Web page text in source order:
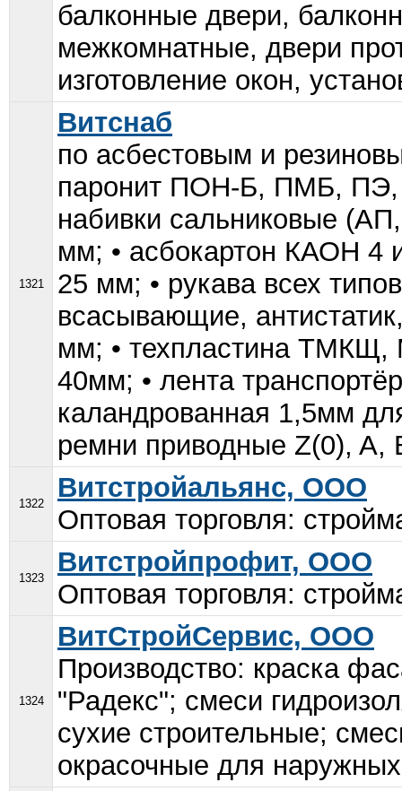
балконные двери,
межкомнатные, двери
изготовление окон,
1321
Витснаб
по асбестовым и
паронит ПОН-Б, ПМБ,
набивки сальниковые
мм; • асбокартон КАОН
25 мм; • рукава всех
всасывающие,
мм; • техпластина ТМКЩ,
40мм; • лента
каландрованная 1,5мм
ремни приводные Z(0),
1322
Витстройальянс, ООО
Оптовая торговля:
1323
Витстройпрофит, ООО
Оптовая торговля:
1324
ВитСтройСервис, ООО
Производство: краска
"Радекс"; смеси
сухие строительные;
окрасочные для